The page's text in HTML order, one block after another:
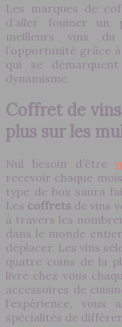
Les marques de
d’aller fouiner un
meilleurs vins
l’opportunité grâce
qui se
dynamisme.
Coffret de
plus sur les
Nul besoin d’être
recevoir chaque
type de box saura
Les coffrets de vins
à travers les
dans le monde
déplacer. Les vins
quatre coins de la
livré chez vous
accessoires de
l’expérience,
spécialités de